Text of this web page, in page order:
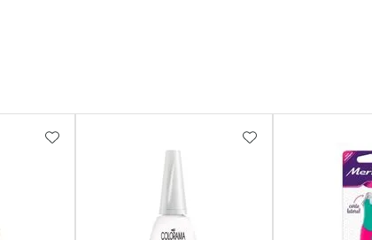
ADICIONAR AOS FAVORITOSADICIONAR AOS